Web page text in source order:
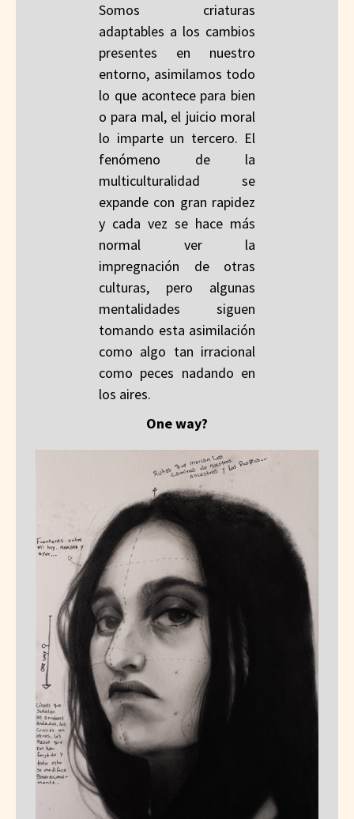
Somos criaturas
adaptables a los cambios
presentes en nuestro
entorno, asimilamos todo
lo que acontece para bien
o para mal, el juicio moral
lo imparte un tercero. El
fenómeno de la
multiculturalidad se
expande con gran rapidez
y cada vez se hace más
normal ver la
impregnación de otras
culturas, pero algunas
mentalidades siguen
tomando esta asimilación
como algo tan irracional
como peces nadando en
los aires.
One way?